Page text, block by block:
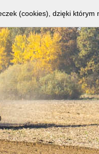
(cookies), dzięki którym